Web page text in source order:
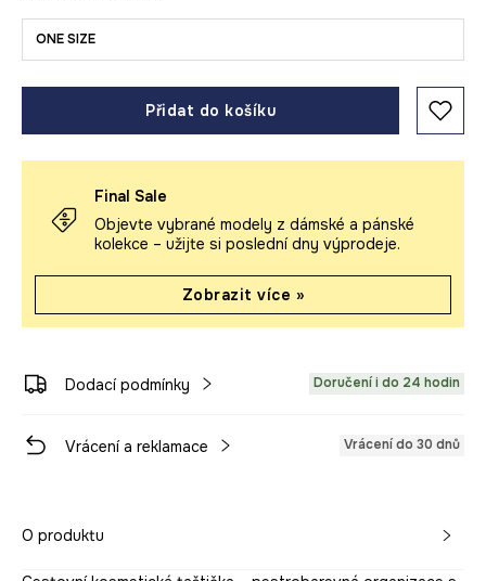
ONE SIZE
Přidat do košíku
Final Sale
Objevte vybrané modely z dámské a pánské
kolekce – užijte si poslední dny výprodeje.
Zobrazit více »
Dodací podmínky Doručení i do 24 hodin
Vrácení a reklamace Vrácení do 30 dnů
O produktu